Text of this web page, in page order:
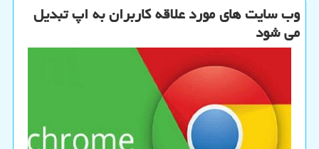
وب سایت های مورد علاقه کاربران به اپ تبدیل
می شود